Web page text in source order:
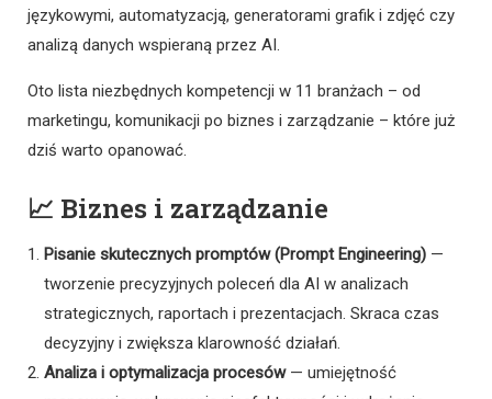
językowymi, automatyzacją, generatorami grafik i zdjęć czy
analizą danych wspieraną przez AI.
Oto lista niezbędnych kompetencji w 11 branżach – od
marketingu, komunikacji po biznes i zarządzanie – które już
dziś warto opanować.
📈 Biznes i zarządzanie
Pisanie skutecznych promptów (Prompt Engineering) —
tworzenie precyzyjnych poleceń dla AI w analizach
strategicznych, raportach i prezentacjach. Skraca czas
decyzyjny i zwiększa klarowność działań.
Analiza i optymalizacja procesów— umiejętność